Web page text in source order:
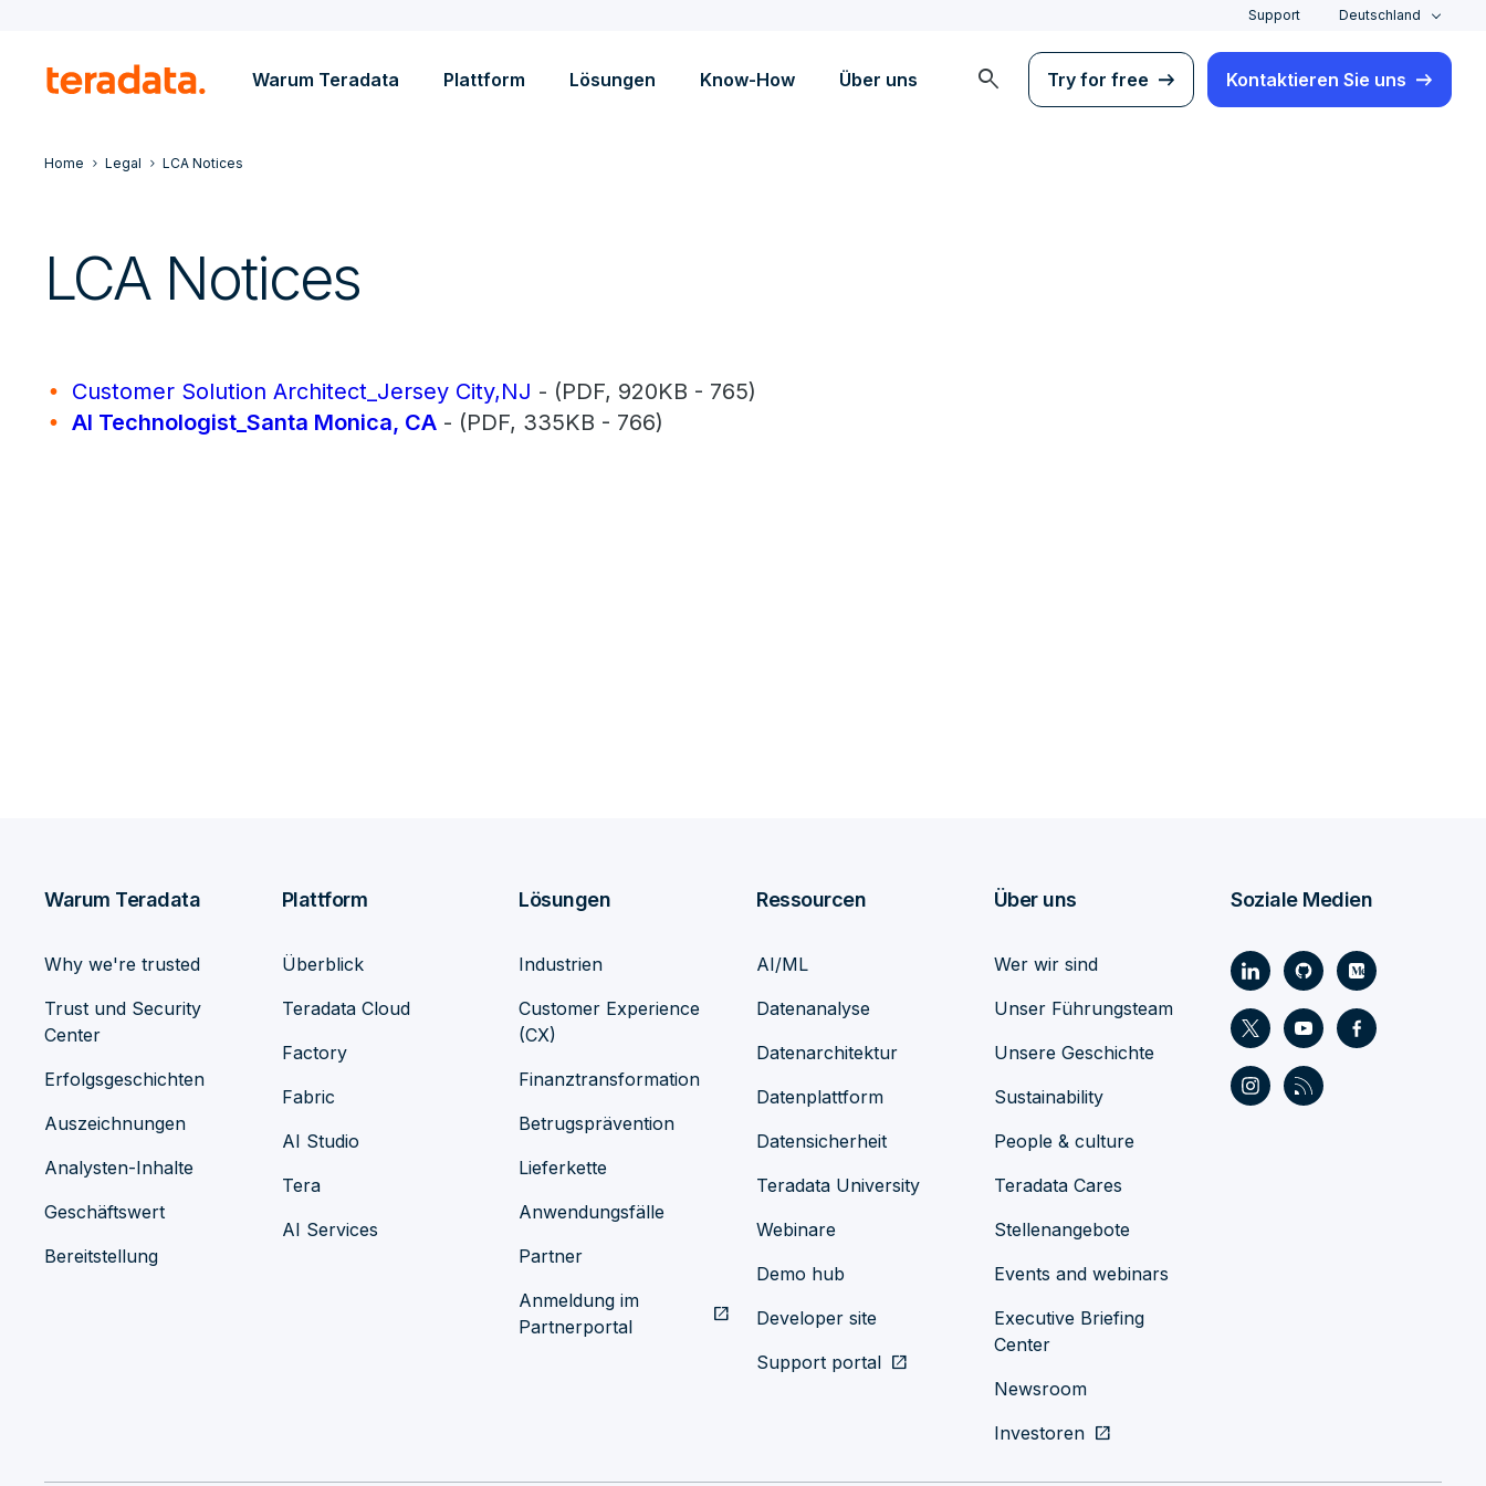
Support Deutschland
Warum Teradata Plattform Lösungen Know-How Über uns search Try for free Kontaktieren Sie uns
Home Legal LCA Notices
LCA Notices
Customer Solution Architect_Jersey City,NJ - (PDF, 920KB - 765)
Al Technologist_Santa Monica, CA - (PDF, 335KB - 766)
Warum Teradata
Why we're trusted
Trust und Security
Center
Erfolgsgeschichten
Auszeichnungen
Analysten-Inhalte
Geschäftswert
Bereitstellung
Plattform
Überblick
Teradata Cloud
Factory
Fabric
AI Studio
Tera
AI Services
Lösungen
Industrien
Customer Experience
(CX)
Finanztransformation
Betrugsprävention
Lieferkette
Anwendungsfälle
Partner
Anmeldung im
Partnerportal
open_in_new
Ressourcen
AI/ML
Datenanalyse
Datenarchitektur
Datenplattform
Datensicherheit
Teradata University
Webinare
Demo hub
Developer site
Support portal open_in_new
Über uns
Wer wir sind
Unser Führungsteam
Unsere Geschichte
Sustainability
People & culture
Teradata Cares
Stellenangebote
Events and webinars
Executive Briefing
Center
Newsroom
Investoren open_in_new
Soziale Medien